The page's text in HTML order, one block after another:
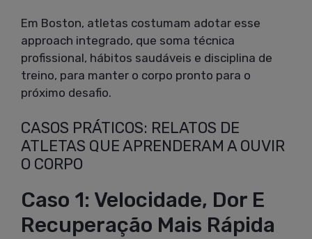
Em Boston, atletas costumam adotar esse
approach integrado, que soma técnica
profissional, hábitos saudáveis e disciplina de
treino, para manter o corpo pronto para o
próximo desafio.
CASOS PRÁTICOS: RELATOS DE
ATLETAS QUE APRENDERAM A OUVIR
O CORPO
Caso 1: Velocidade, Dor E
Recuperação Mais Rápida